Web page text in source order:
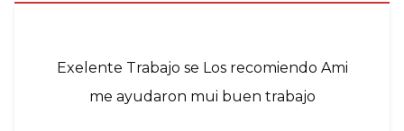
Exelente Trabajo se Los recomiendo Ami
me ayudaron mui buen trabajo